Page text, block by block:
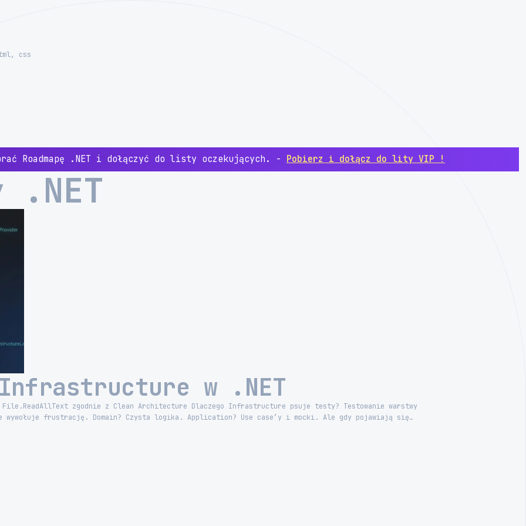
css
Roadmapę .NET i dołączyć do listy oczekujących. - Pobierz i dołącz do lity VIP !
w .NET
zgodnie z Clean Architecture Dlaczego Infrastructure psuje testy? Testowanie warstwy
frustrację. Domain? Czysta logika. Application? Use case’y i mocki. Ale gdy pojawiają się…